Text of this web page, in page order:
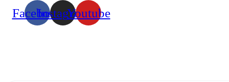
FacebookInstagramYoutube